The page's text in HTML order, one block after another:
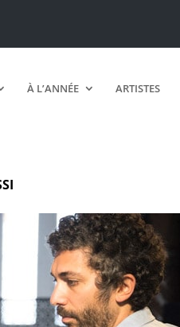
À L’ANNÉE ARTISTES